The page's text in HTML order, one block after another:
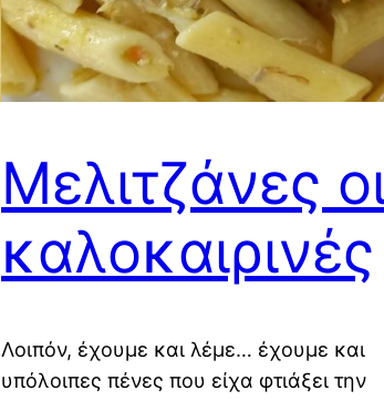
Μελιτζάνες
καλοκαιρινές
Λοιπόν, έχουμε και λέμε… έχουμε και
υπόλοιπες πένες που είχα φτιάξει την